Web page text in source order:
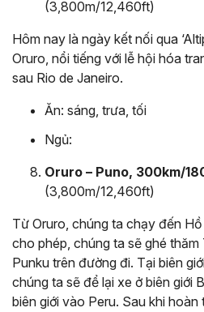
(3,800m/12,460ft)
Hôm nay là ngày kết nối qua
Oruro, nổi tiếng với lễ hội hóa
sau Rio de Janeiro.
Ăn: sáng, trưa, tối
Ngủ:
Oruro – Puno, 300km/
(3,800m/12,460ft)
Từ Oruro, chúng ta chạy đến
cho phép, chúng ta sẽ ghé
Punku trên đường đi. Tại biên
chúng ta sẽ để lại xe ở biên giới
biên giới vào Peru. Sau khi